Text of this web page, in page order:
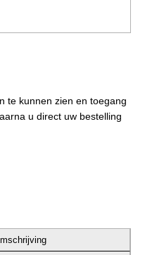
te kunnen zien en toegang
u direct uw bestelling